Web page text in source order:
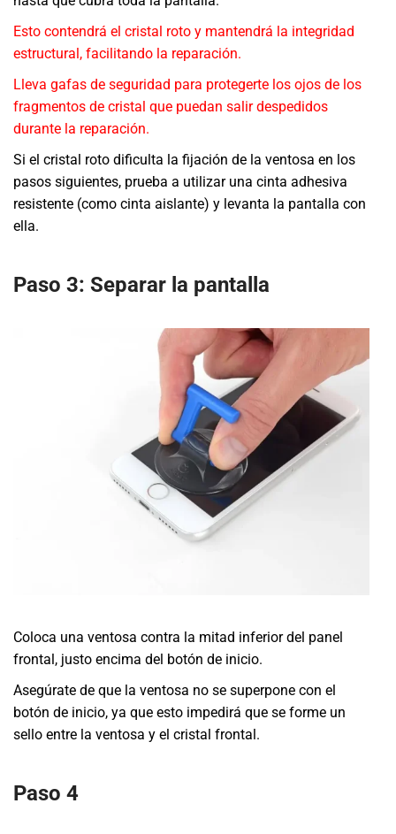
Esto contendrá el cristal roto y mantendrá la integridad
estructural, facilitando la reparación.
Lleva gafas de seguridad para protegerte los ojos de los
fragmentos de cristal que puedan salir despedidos
durante la reparación.
Si el cristal roto dificulta la fijación de la ventosa en los
pasos siguientes, prueba a utilizar una cinta adhesiva
resistente (como cinta aislante) y levanta la pantalla con
ella.
Paso 3: Separar la pantalla
Coloca una ventosa contra la mitad inferior del panel
frontal, justo encima del botón de inicio.
Asegúrate de que la ventosa no se superpone con el
botón de inicio, ya que esto impedirá que se forme un
sello entre la ventosa y el cristal frontal.
Paso 4